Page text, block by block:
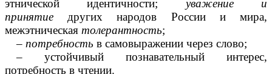
этнической идентичности; уважение и
принятие других народов России и мира,
межэтническая толерантность;
– потребность в самовыражении через слово;
– устойчивый познавательный интерес,
потребность в чтении.